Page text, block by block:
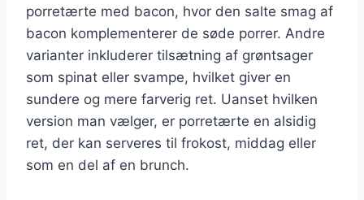
porretærte med bacon, hvor den salte smag af
bacon komplementerer de søde porrer. Andre
varianter inkluderer tilsætning af grøntsager
som spinat eller svampe, hvilket giver en
sundere og mere farverig ret. Uanset hvilken
version man vælger, er porretærte en alsidig
ret, der kan serveres til frokost, middag eller
som en del af en brunch.